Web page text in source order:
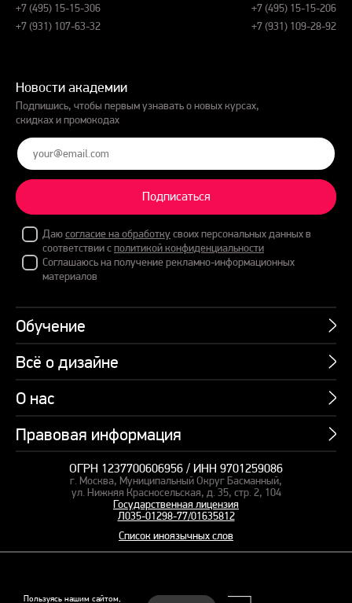
Пользуясь нашим сайтом,
+7 (495) 15-15-306
+7 (931) 107-63-32
+7 (495) 15-15-206
+7 (931) 109-28-92
Новости академии
Подпишись, чтобы первым узнавать о новых курсах,
скидках и промокодах
Подписаться
Даюсогласие на обработкусвоих персональных данных в
соответствии сполитикой конфиденциальности
Соглашаюсь на получение рекламно-информационных
материалов
Обучение
Курсы
Пакетные предложения
Профессии
Подарочные сертификаты
Корпоративное обучение
Курсы для сотрудников
Пакетные предложения
Всё о дизайне
Учебник по презентациям
Банк слайдов
Вебинары
Студия дизайна
Заказать презентацию
О нас
Об академии
СМИ о нас
Правовая информация
Карта сайта
Оферта и лицензия
Политика конфиденциальности
Рекомендательные технологии
ОГРН 1237700606956 / ИНН 9701259086
г. Москва, Муниципальный Округ Басманный,
ул. Нижняя Красносельская, д. 35, стр. 2, 104
Государственная лицензия
Л035-01298-77/01635812
Список иноязычных слов
© 2015–2026 Бонни и Слайд